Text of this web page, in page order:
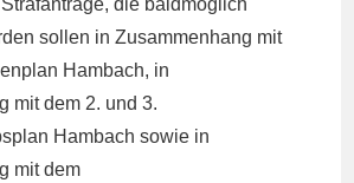
die baldmöglich
sollen in Zusammenhang mit
Hambach, in
mit dem 2. und 3.
Hambach sowie in
mit dem